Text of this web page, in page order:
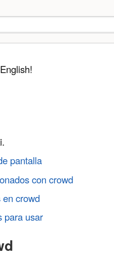
pantalla
con crowd
en crowd
para usar